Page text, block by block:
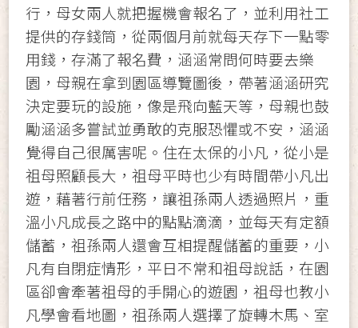
行，母女兩人就把握機會報名了，並利用社工
提供的存錢筒，從兩個月前就每天存下一點零
用錢，存滿了報名費，涵涵常問何時要去樂
園，母親在拿到園區導覽圖後，帶著涵涵研究
決定要玩的設施，像是飛向藍天等，母親也鼓
勵涵涵多嘗試並勇敢的克服恐懼或不安，涵涵
覺得自己很厲害呢。住在太保的小凡，從小是
祖母照顧長大，祖母平時也少有時間帶小凡出
遊，藉著行前任務，讓祖孫兩人透過照片，重
溫小凡成長之路中的點點滴滴，並每天有定額
儲蓄，祖孫兩人還會互相提醒儲蓄的重要，小
凡有自閉症情形，平日不常和祖母說話，在園
區卻會牽著祖母的手開心的遊園，祖母也教小
凡學會看地圖，祖孫兩人選擇了旋轉木馬、室